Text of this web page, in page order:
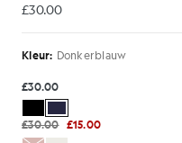
£30.00
£30.00
Kleur: Donkerblauw
£30.00
£30.00 £15.00